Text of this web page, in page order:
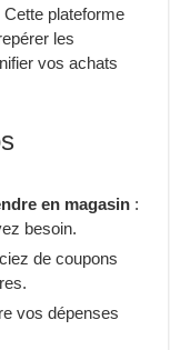
Cette plateforme
les
vos achats
en magasin :
besoin.
de coupons
vos dépenses